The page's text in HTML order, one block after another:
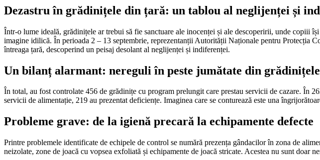
Dezastru în grădinițele din țară: un tablou al neglijenței și
Într-o lume ideală, grădinițele ar trebui să fie sanctuare ale inocenței și ale descoperirii, unde copiii
imagine idilică. În perioada 2 – 13 septembrie, reprezentanții Autorității Naționale pentru Protecția
întreaga țară, descoperind un peisaj desolant al neglijenței și indiferenței.
Un bilanț alarmant: nereguli în peste jumătate din
În total, au fost controlate 456 de grădinițe cu program prelungit care prestau servicii de cazare. În
servicii de alimentație, 219 au prezentat deficiențe. Imaginea care se conturează este una
Probleme grave: de la igienă precară la echipamente defecte
Printre problemele identificate de echipele de control se numără prezența gândacilor în zona de
neizolate, zone de joacă cu vopsea exfoliată și echipamente de joacă stricate. Acestea nu sunt doar